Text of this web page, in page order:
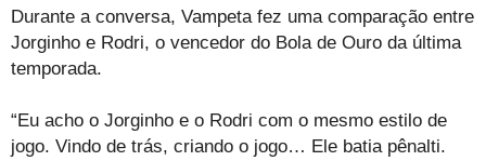
Durante a conversa, Vampeta fez uma comparação entre
Jorginho e Rodri, o vencedor do Bola de Ouro da última
temporada.
“Eu acho o Jorginho e o Rodri com o mesmo estilo de
jogo. Vindo de trás, criando o jogo… Ele batia pênalti.